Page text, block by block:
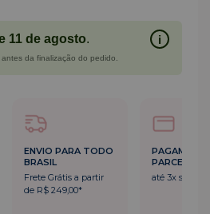
11 de agosto. i
da finalização do pedido.
ENVIO PARA TODO
BRASIL
Frete Grátis a partir
de R$ 249,00*
PARCELADO
até 3x sem